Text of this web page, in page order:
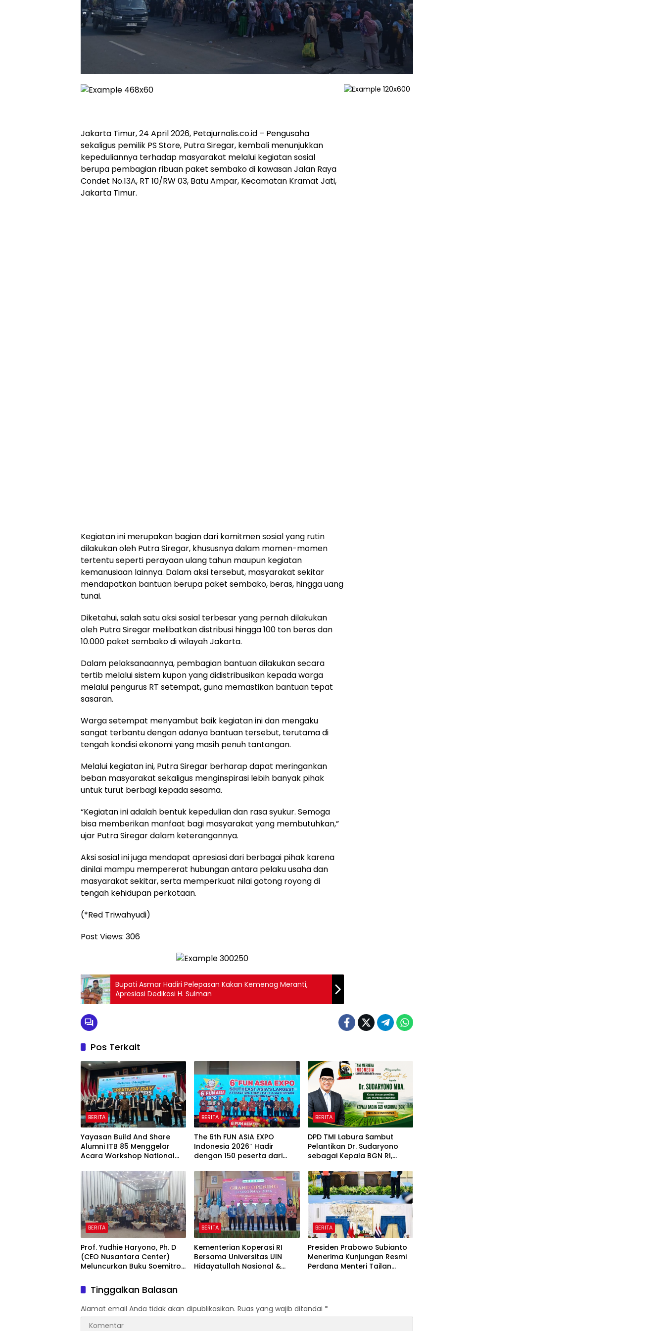
Jakarta Timur, 24 April 2026, Petajurnalis.co.id – Pengusaha
sekaligus pemilik PS Store, Putra Siregar, kembali menunjukkan
kepeduliannya terhadap masyarakat melalui kegiatan sosial
berupa pembagian ribuan paket sembako di kawasan Jalan Raya
Condet No.13A, RT 10/RW 03, Batu Ampar, Kecamatan Kramat Jati,
Jakarta Timur.
Kegiatan ini merupakan bagian dari komitmen sosial yang rutin
dilakukan oleh Putra Siregar, khususnya dalam momen-momen
tertentu seperti perayaan ulang tahun maupun kegiatan
kemanusiaan lainnya. Dalam aksi tersebut, masyarakat sekitar
mendapatkan bantuan berupa paket sembako, beras, hingga uang
tunai.
Diketahui, salah satu aksi sosial terbesar yang pernah dilakukan
oleh Putra Siregar melibatkan distribusi hingga 100 ton beras dan
10.000 paket sembako di wilayah Jakarta.
Dalam pelaksanaannya, pembagian bantuan dilakukan secara
tertib melalui sistem kupon yang didistribusikan kepada warga
melalui pengurus RT setempat, guna memastikan bantuan tepat
sasaran.
Warga setempat menyambut baik kegiatan ini dan mengaku
sangat terbantu dengan adanya bantuan tersebut, terutama di
tengah kondisi ekonomi yang masih penuh tantangan.
Melalui kegiatan ini, Putra Siregar berharap dapat meringankan
beban masyarakat sekaligus menginspirasi lebih banyak pihak
untuk turut berbagi kepada sesama.
“Kegiatan ini adalah bentuk kepedulian dan rasa syukur. Semoga
bisa memberikan manfaat bagi masyarakat yang membutuhkan,”
ujar Putra Siregar dalam keterangannya.
Aksi sosial ini juga mendapat apresiasi dari berbagai pihak karena
dinilai mampu mempererat hubungan antara pelaku usaha dan
masyarakat sekitar, serta memperkuat nilai gotong royong di
tengah kehidupan perkotaan.
(*Red Triwahyudi)
Post Views: 306
Bupati Asmar Hadiri Pelepasan Kakan Kemenag Meranti,
Apresiasi Dedikasi H. Sulman
Pos Terkait
BERITA
Yayasan Build And Share
Alumni ITB 85 Menggelar
Acara Workshop National
2026 & Dibuka Resmi
Pramono Anung (Gubernur
DKI Jakarta)
BERITA
The 6th FUN ASIA EXPO
Indonesia 2026″ Hadir
dengan 150 peserta dari
Industri Taman Rekreasi dan
Ekosistem Pariwisata di
Tanah Air
BERITA
DPD TMI Labura Sambut
Pelantikan Dr. Sudaryono
sebagai Kepala BGN RI,
Ketahanan Pangan dan Gizi
Nasional
BERITA
Prof. Yudhie Haryono, Ph. D
(CEO Nusantara Center)
Meluncurkan Buku Soemitro
Penjajahan yang
dirangkaikan dengan
Simposium Nasional
bertema “Urgensi Undang-
Undang Perekonomian
BERITA
Kementerian Koperasi RI
Bersama Universitas UIN
Hidayatullah Nasional &
Koperasi Mahasiswa
Nasional (JAMKOPNAS) 2026,
BERITA
Presiden Prabowo Subianto
Menerima Kunjungan Resmi
Perdana Menteri Tailan
Tinggalkan Balasan
Alamat email Anda tidak akan dipublikasikan. Ruas yang wajib ditandai *